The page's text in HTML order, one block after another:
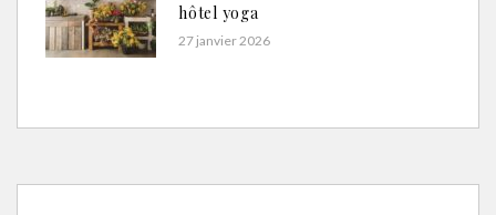
hôtel yoga
27 janvier 2026